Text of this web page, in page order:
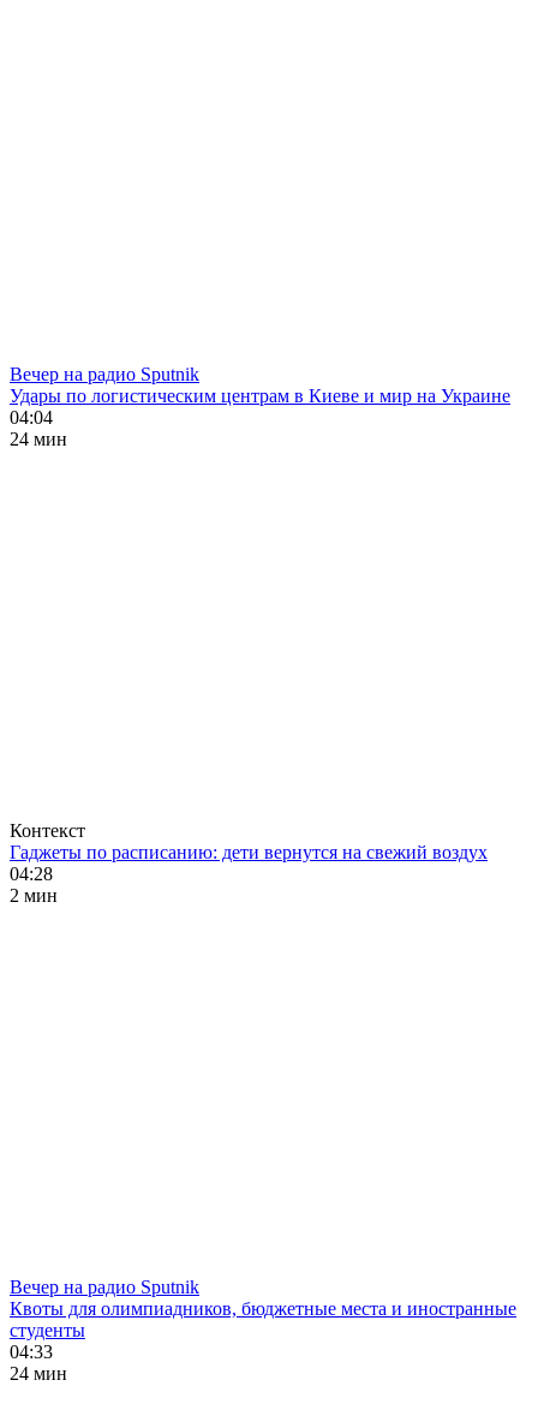
Вечер на радио Sputnik
Удары по логистическим центрам в Киеве и мир на Украине
04:04
24 мин
Контекст
Гаджеты по расписанию: дети вернутся на свежий воздух
04:28
2 мин
Вечер на радио Sputnik
Квоты для олимпиадников, бюджетные места и иностранные
студенты
04:33
24 мин